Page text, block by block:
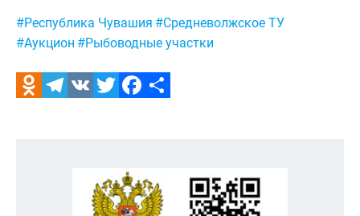
Метки:
#Республика Чувашия #Средневолжское ТУ
#Аукцион #Рыбоводные участки